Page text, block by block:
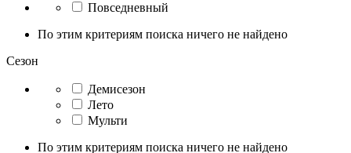
Повседневный
По этим критериям поиска ничего не найдено
Сезон
Демисезон
Лето
Мульти
По этим критериям поиска ничего не найдено